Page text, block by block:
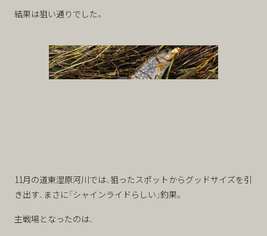
結果は狙い通りでした。
11月の道東湿原河川では、狙ったスポットからグッドサイズを引
き出す、まさに「シャインライドらしい」釣果。
主戦場となったのは、